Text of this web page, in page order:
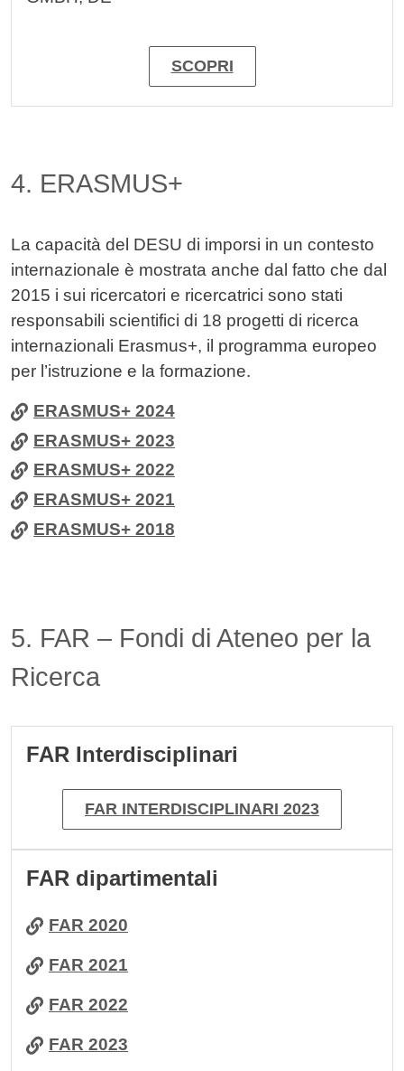
SCOPRI
4. ERASMUS+
La capacità del DESU di imporsi in un contesto
internazionale è mostrata anche dal fatto che dal
2015 i sui ricercatori e ricercatrici sono stati
responsabili scientifici di 18 progetti di ricerca
internazionali Erasmus+, il programma europeo
per l’istruzione e la formazione.
ERASMUS+ 2024
ERASMUS+ 2023
ERASMUS+ 2022
ERASMUS+ 2021
ERASMUS+ 2018
Titolo card wrapper
5. FAR – Fondi di Ateneo per la
Ricerca
FAR Interdisciplinari
FAR INTERDISCIPLINARI 2023
FAR dipartimentali
FAR 2020
FAR 2021
FAR 2022
FAR 2023